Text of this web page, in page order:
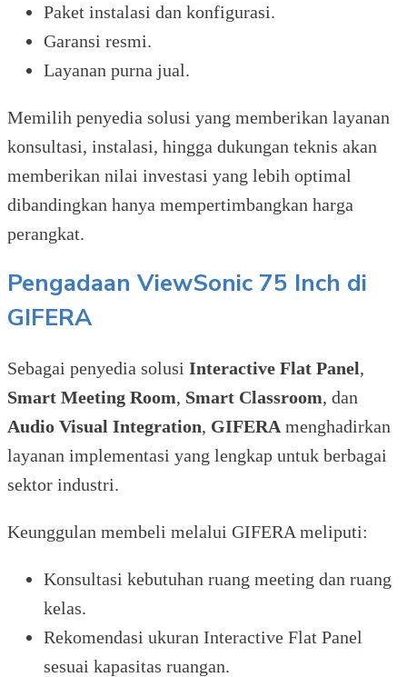
Paket instalasi dan konfigurasi.
Garansi resmi.
Layanan purna jual.
Memilih penyedia solusi yang memberikan layanan
konsultasi, instalasi, hingga dukungan teknis akan
memberikan nilai investasi yang lebih optimal
dibandingkan hanya mempertimbangkan harga
perangkat.
Pengadaan ViewSonic 75 Inch di
GIFERA
Sebagai penyedia solusi Interactive Flat Panel,
Smart Meeting Room, Smart Classroom, dan
Audio Visual Integration, GIFERA menghadirkan
layanan implementasi yang lengkap untuk berbagai
sektor industri.
Keunggulan membeli melalui GIFERA meliputi:
Konsultasi kebutuhan ruang meeting dan ruang
kelas.
Rekomendasi ukuran Interactive Flat Panel
sesuai kapasitas ruangan.